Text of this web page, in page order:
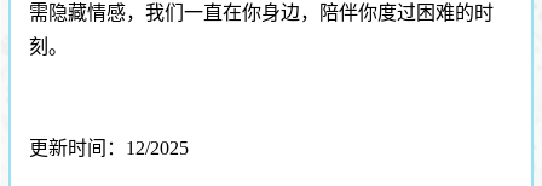
需隐藏情感，我们一直在你身边，陪伴你度过困难的时
刻。
更新时间：12/2025